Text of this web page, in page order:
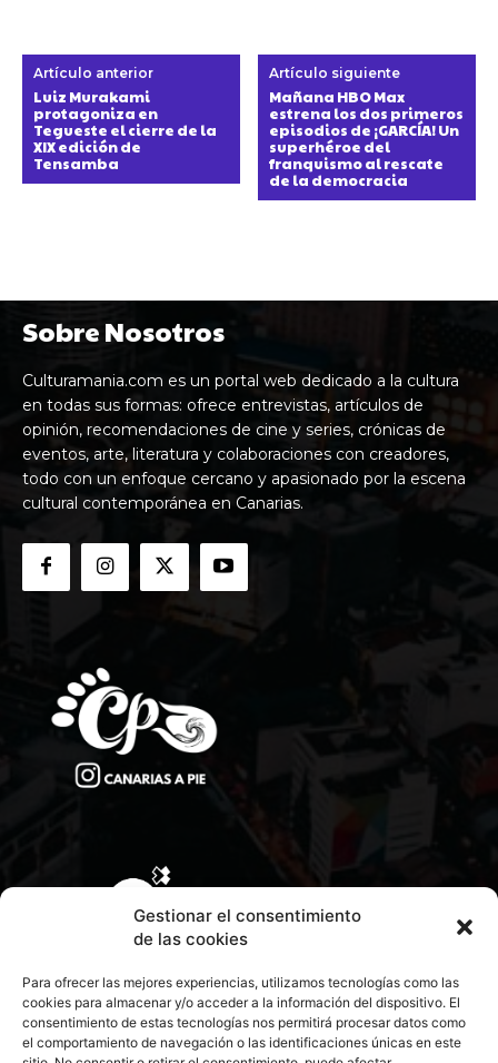
Gestionar el consentimiento
de las cookies
Para ofrecer las mejores experiencias, utilizamos tecnologías como las
cookies para almacenar y/o acceder a la información del dispositivo. El
consentimiento de estas tecnologías nos permitirá procesar datos como
el comportamiento de navegación o las identificaciones únicas en este
Artículo anterior
Luiz Murakami
protagoniza en
Tegueste el cierre de la
XIX edición de
Tensamba
Artículo siguiente
Mañana HBO Max
estrena los dos primeros
episodios de ¡GARCÍA! Un
superhéroe del
franquismo al rescate
de la democracia
Sobre Nosotros
Culturamania.com es un portal web dedicado a la cultura
en todas sus formas: ofrece entrevistas, artículos de
opinión, recomendaciones de cine y series, crónicas de
eventos, arte, literatura y colaboraciones con creadores,
todo con un enfoque cercano y apasionado por la escena
cultural contemporánea en Canarias.